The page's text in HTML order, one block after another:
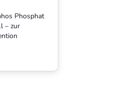
Phosphat
– zur